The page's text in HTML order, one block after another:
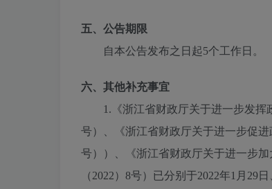
五、公告期限
自本公告发布之日起5个工作日。
六、其他补充事宜
1.《浙江省财政厅关于进一步发
号）、《浙江省财政厅关于进一步促
号））、《浙江省财政厅关于进一步
（2022）8号）已分别于2022年1月29